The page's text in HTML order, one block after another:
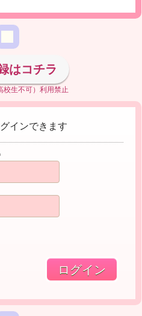
はコチラ
生不可）利用禁止
インできます